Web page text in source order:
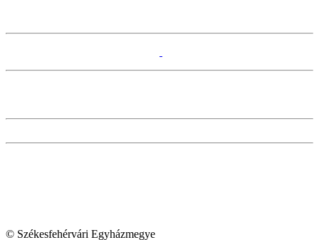
© Székesfehérvári Egyházmegye